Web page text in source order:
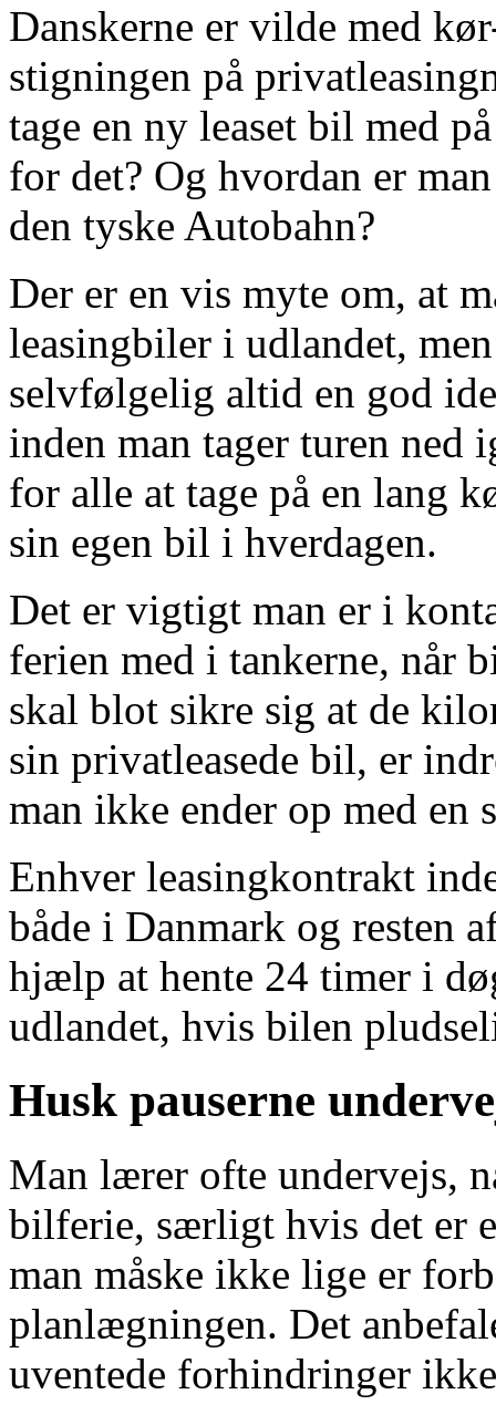
Danskerne er vilde med
stigningen på
tage en ny leaset bil med
for det? Og hvordan er
den tyske Autobahn?
Der er en vis myte om, at
leasingbiler i udlandet,
selvfølgelig altid en god
inden man tager turen ned
for alle at tage på en lang
sin egen bil i hverdagen.
Det er vigtigt man er i
ferien med i tankerne, når
skal blot sikre sig at de
sin privatleasede bil, er
man ikke ender op med en
Enhver leasingkontrakt
både i Danmark og resten
hjælp at hente 24 timer i
udlandet, hvis bilen
Husk pauserne
Man lærer ofte undervejs,
bilferie, særligt hvis det er
man måske ikke lige er
planlægningen. Det
uventede forhindringer